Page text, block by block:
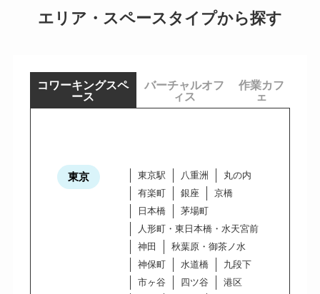
エリア・スペースタイプから探す
コワーキングスペ
ース
バーチャルオフ
ィス
作業カフ
ェ
東京 東京駅 八重洲
丸の内
有楽町
銀座
京橋
日本橋
茅場町
人形町・東日本橋・水天宮前
神田
秋葉原・御茶ノ水
神保町
水道橋
九段下
市ヶ谷
四ツ谷 港区